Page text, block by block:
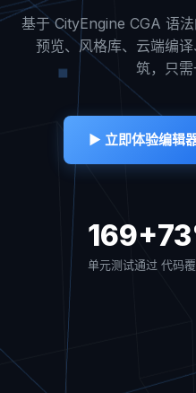
基于 CityEngine CGA 语
预览、风格库、云端编
筑，只需
▶ 立即体验编辑
169+
单元测试通过 代码